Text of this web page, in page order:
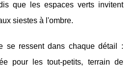
que les espaces verts invitent
siestes à l'ombre.
se ressent dans chaque détail :
pour les tout-petits, terrain de